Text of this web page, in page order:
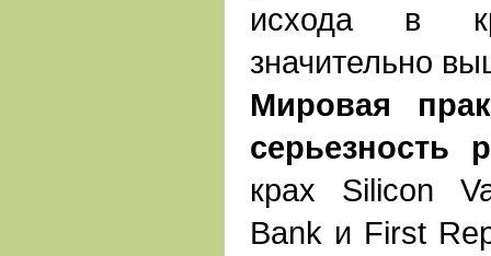
исхода в
значительно
Мировая
серьезность
крах Silicon
Bank и First